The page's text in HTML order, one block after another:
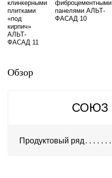
клинкерными
плитками
«под
кирпич»
АЛЬТ-
ФАСАД 11
фиброцементными
панелями АЛЬТ-
ФАСАД 10
Обзор
СОЮЗ
Продуктовый ряд